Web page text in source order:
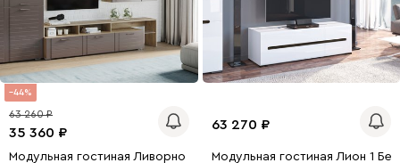
44
35 360
63 260
Модульная гостиная Ливорно 1 Графитовый
63 270
Модульная гостиная Лион 1